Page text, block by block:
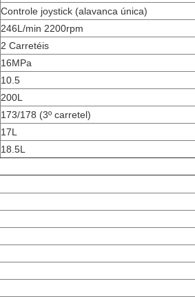
Controle joystick (alavanca única)
246L/min 2200rpm
2 Carretéis
16MPa
10.5
200L
173/178 (3º carretel)
17L
18.5L